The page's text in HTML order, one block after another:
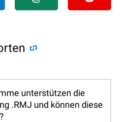
unterstützen die
.RMJ und können diese